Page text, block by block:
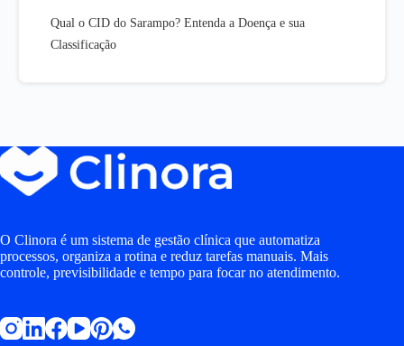
Qual o CID do Sarampo? Entenda a Doença e sua
Classificação
O Clinora é um sistema de gestão clínica que automatiza
processos, organiza a rotina e reduz tarefas manuais. Mais
controle, previsibilidade e tempo para focar no atendimento.